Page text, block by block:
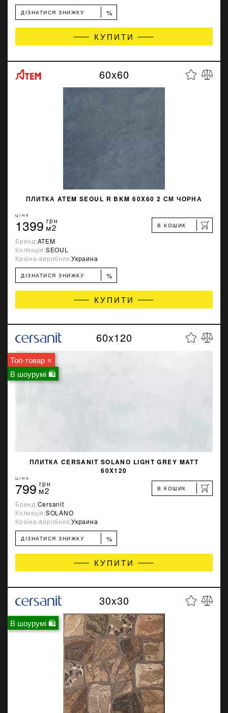
ДІЗНАТИСЯ ЗНИЖКУ %
КУПИТИ
60x60
ПЛИТКА ATEM SEOUL R BKM 60X60 2 СМ ЧОРНА
ЦІНА
1399 грн
м2 В КОШИК
Бренд:ATEM
Колекція:SEOUL
Країна-виробник:Украина
ДІЗНАТИСЯ ЗНИЖКУ %
КУПИТИ
Топ-товар ⭐
В шоурумі 🛍
60x120
ПЛИТКА CERSANIT SOLANO LIGHT GREY MATT
60X120
ЦІНА
799 грн
м2 В КОШИК
Бренд:Cersanit
Колекція:SOLANO
Країна-виробник:Украина
ДІЗНАТИСЯ ЗНИЖКУ %
КУПИТИ
В шоурумі 🛍
30x30